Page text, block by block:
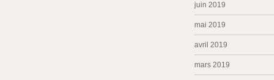
juin 2019
mai 2019
avril 2019
mars 2019